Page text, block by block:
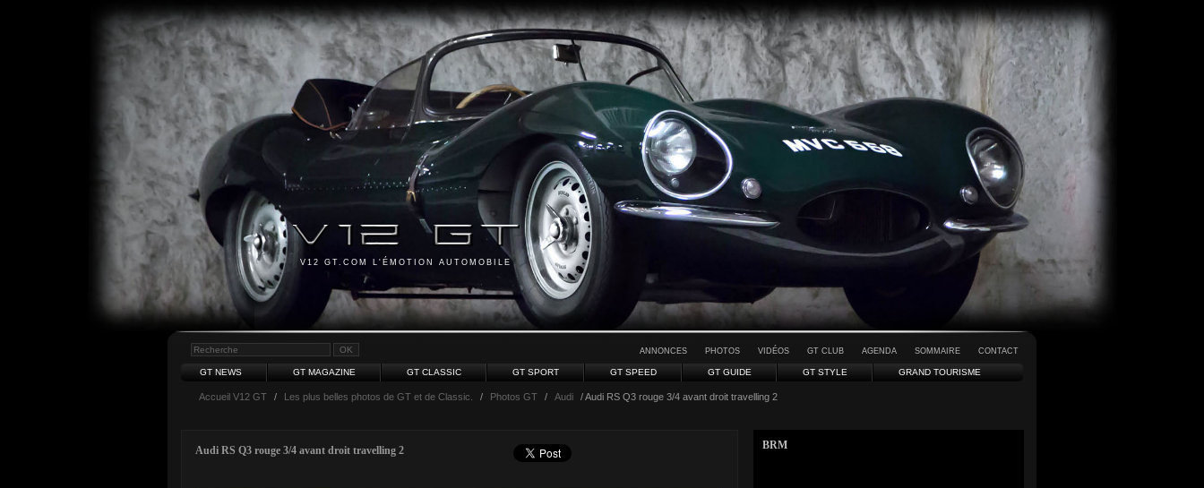
V12 GT.COM L'ÉMOTION AUTOMOBILE
ANNONCES PHOTOS VIDÉOS GT CLUB AGENDA SOMMAIRE CONTACT
GT NEWS GT MAGAZINE GT CLASSIC GT SPORT GT SPEED GT GUIDE GT STYLE GRAND TOURISME
Accueil V12 GT / Les plus belles photos de GT et de Classic. / Photos GT / Audi / Audi RS Q3 rouge 3/4 avant droit travelling 2
Audi RS Q3 rouge 3/4 avant droit travelling 2 BRM